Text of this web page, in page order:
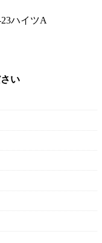
ハイツA
い